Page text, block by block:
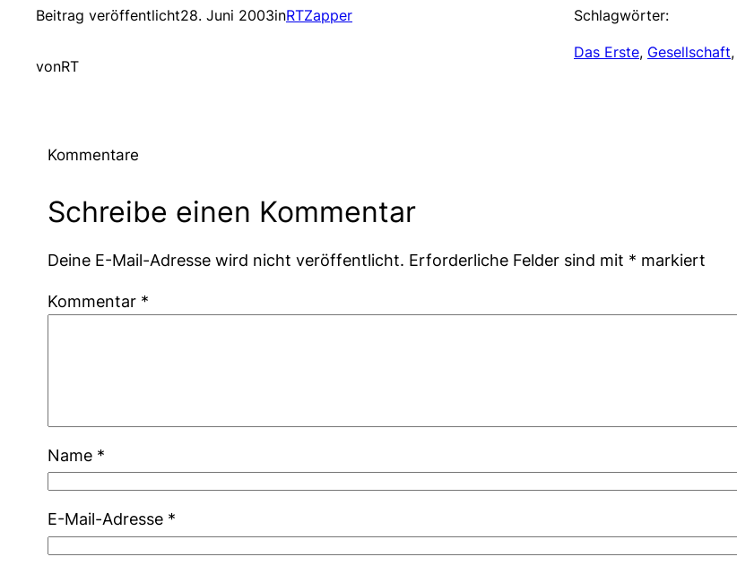
Beitrag veröffentlicht28. Juni 2003inRTZapper
vonRT
Schlagwörter:
Das Erste, Gesellschaft,
Kommentare
Schreibe einen Kommentar
Deine E-Mail-Adresse wird nicht veröffentlicht. Erforderliche Felder sind mit * markiert
Kommentar *
Name *
E-Mail-Adresse *